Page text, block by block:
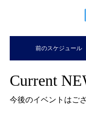
前のスケジュール
Current
今後のイベントはご